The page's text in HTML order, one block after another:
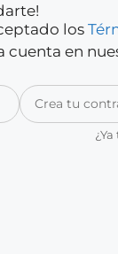
los
en